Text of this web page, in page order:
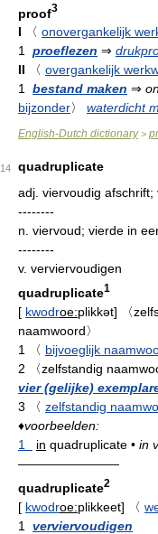
proof3
I 〈 onovergankelijk
1 proeflezen ⇒
II
〈 overgankelijk
1 bestand maken ⇒
bijzonder〉 waterdicht
English-Dutch dictionary>
14
quadruplicate
adj. viervoudig afschrift;
--------
n. viervoud; vierde in
--------
v. verviervoudigen
quadruplicate1
[ kwodroe:plikkət]
〈
naamwoord〉
1
〈 bijvoeglijk
2
〈zelfstandig
vier (gelijke)
3
〈 zelfstandig
♦voorbeelden:
1
in quadruplicate • in
————————
quadruplicate2
[ kwodroe:plikkeet] 〈
1
verviervoudigen